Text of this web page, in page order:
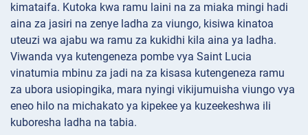
kimataifa. Kutoka kwa ramu laini na za miaka mingi hadi
aina za jasiri na zenye ladha za viungo, kisiwa kinatoa
uteuzi wa ajabu wa ramu za kukidhi kila aina ya ladha.
Viwanda vya kutengeneza pombe vya Saint Lucia
vinatumia mbinu za jadi na za kisasa kutengeneza ramu
za ubora usiopingika, mara nyingi vikijumuisha viungo vya
eneo hilo na michakato ya kipekee ya kuzeekeshwa ili
kuboresha ladha na tabia.